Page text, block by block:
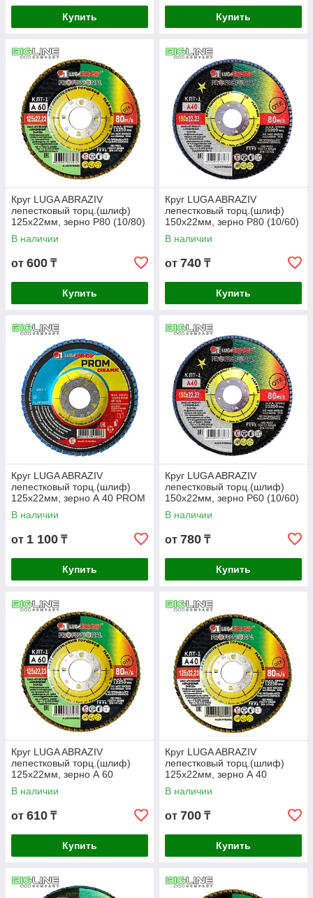
Купить Купить
Круг LUGA ABRAZIV
лепестковый торц.(шлиф)
125х22мм, зерно Р80 (10/80)
В наличии
от 600 ₸
Купить
Круг LUGA ABRAZIV
лепестковый торц.(шлиф)
150х22мм, зерно Р80 (10/60)
В наличии
от 740 ₸
Купить
Круг LUGA ABRAZIV
лепестковый торц.(шлиф)
125х22мм, зерно А 40 PROM
CERAMIC (10/80)
В наличии
от 1 100 ₸
Купить
Круг LUGA ABRAZIV
лепестковый торц.(шлиф)
150х22мм, зерно Р60 (10/60)
В наличии
от 780 ₸
Купить
Круг LUGA ABRAZIV
лепестковый торц.(шлиф)
125х22мм, зерно А 60
В наличии
от 610 ₸
Купить
Круг LUGA ABRAZIV
лепестковый торц.(шлиф)
125х22мм, зерно А 40
В наличии
от 700 ₸
Купить